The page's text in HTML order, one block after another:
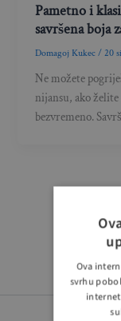
Pametno i
savršena boja
Domagoj Kukec/20
Ne možete
nijansu, ako
bezvremeno.
Ova
svrhu